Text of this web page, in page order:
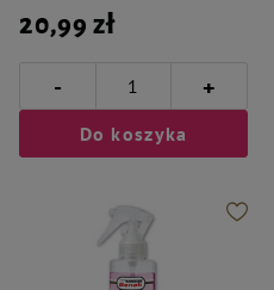
20,99 zł
- +
Do koszyka